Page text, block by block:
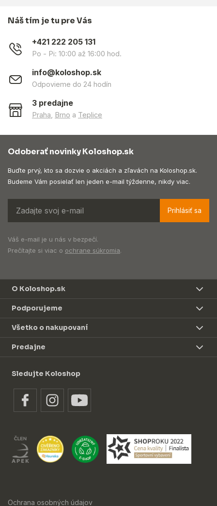
Náš tím je tu pre Vás
+421 222 205 131
Po - Pi: 10:00 až 16:00 hod.
info@koloshop.sk
Odpovieme do 24 hodín
3 predajne
Praha Brno a Teplice
Odoberať novinky Koloshop.sk
Buďte prvý, kto sa dozvie o akciách a zľavách na Koloshop.sk.
Budeme Vám posielať len jeden e-mail týždenne, nikdy viac.
Prihlásiť sa
Váš e-mail je u nás v bezpečí.
Prečítajte si viac o ochrane súkromia.
O Koloshop.sk
Podporujeme
Všetko o nakupovaní
Predajne
Sledujte Koloshop
Ochrana osobných údajov